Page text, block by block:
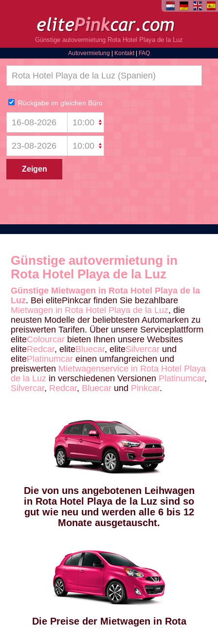
Günstige autovermietung Rota Hotel Playa de la Luz
Autovermietung
Kontakt| FAQ
Günstige autovermietung in
Rota Hotel Playa de la Luz
Günstige Mietwagen in Rota Hotel Playa de la
Luz. Bei elitePinkcar finden Sie bezahlbare
Mietwagen in Rota Hotel Playa de la Luz, die
neusten Modelle der beliebtesten Automarken zu
preiswerten Tarifen. Über unsere Serviceplattform
eliteColourcar bieten Ihnen unsere Websites
eliteRedcar, eliteBluecar, eliteSilvercar und
elitePlatinumcar einen umfangreichen und
preiswerten Mietwagenservice in Rota Hotel Playa
de la Luz in verschiedenen Versionen Platinumcar,
Silvercar, Redcar, Bluecar und Pinkcar.
Die von uns angebotenen Leihwagen
in Rota Hotel Playa de la Luz sind so
gut wie neu und werden alle 6 bis 12
Monate ausgetauscht.
Die Preise der Mietwagen in Rota
Rückgabe im gleichen Büro